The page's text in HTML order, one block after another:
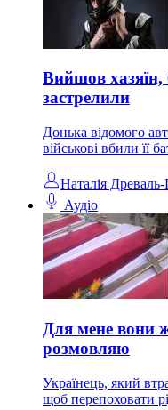
Вийшов хазяїн,
застрелили
Донька відомого
військові вбили її
Наталія Древаль-
Аудіо
Для мене вони
розмовляю
Українець, який
щоб перепоховати